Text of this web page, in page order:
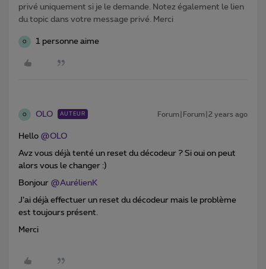
privé uniquement si je le demande. Notez également le lien
du topic dans votre message privé. Merci
O 1 personne aime
O OLO AUTEUR Forum|Forum|2 years ago
Hello @OLO
Avz vous déjà tenté un reset du décodeur ? Si oui on peut
alors vous le changer :)
Bonjour @AurélienK
J’ai déjà effectuer un reset du décodeur mais le problème
est toujours présent.
Merci